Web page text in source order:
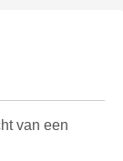
van een